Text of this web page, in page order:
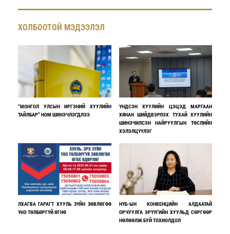
ХОЛБООТОЙ МЭДЭЭЛЭЛ
“МОНГОЛ УЛСЫН ИРГЭНИЙ ХУУЛИЙН
ТАЙЛБАР” НОМ ШИНЭЧЛЭГДЛЭЭ
ҮНДСЭН ХУУЛИЙН ЦЭЦЭД МАРГААН
ХЯНАН ШИЙДВЭРЛЭХ ТУХАЙ ХУУЛИЙН
ШИНЭЧИЛСЭН НАЙРУУЛГЫН ТӨСЛИЙН
ХЭЛЭЛЦҮҮЛЭГ
ЛХАГВА ГАРАГТ ХУУЛЬ ЗҮЙН ЗӨВЛӨГӨӨ
ҮНЭ ТӨЛБӨРГҮЙ ӨГНӨ
НҮБ-ЫН КОНВЕНЦИЙН АЛДААТАЙ
ОРЧУУЛГА ЭРҮҮГИЙН ХУУЛЬД СӨРГӨӨР
НӨЛӨӨЛЖ БУЙ ТОХИОЛДОЛ